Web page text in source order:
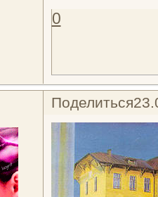
0
Поделиться